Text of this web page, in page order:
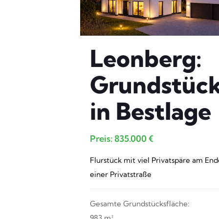
Leonberg:
in Bestlage
Preis: 835.000 €
Flurstück mit viel Privatspäre am
einer Privatstraße
Gesamte Grundstücksfläche: